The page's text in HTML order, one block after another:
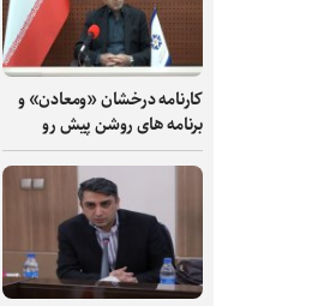
کارنامه درخشان «ومعادن» و
برنامه های روشن پیش رو